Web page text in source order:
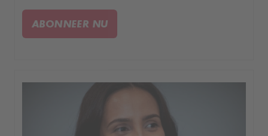
de gebeurtenissen in elkaar proberen te zetten.
ABONNEER NU